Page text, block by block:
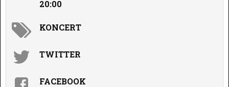
20:00
KONCERT
TWITTER
FACEBOOK